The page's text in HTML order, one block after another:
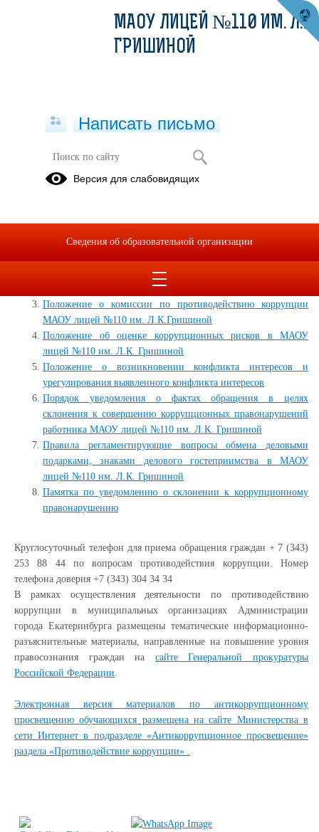
Антикоррупция
Приказ «О создании комиссии в МАОУ лицей №110 им.
Положение об антикоррупционной политике МАОУ лицей
№110 им. Л.К. Гришиной
Положение о комиссии по противодействию коррупции
МАОУ лицей №110 им. Л.К.Гришиной
Положение об оценке коррупционных рисков в МАОУ
лицей №110 им. Л.К. Гришиной
Положение о возникновении конфликта интересов и
урегулирования выявленного конфликта интересов
Порядок уведомления о фактах обращения в целях
склонения к совершению коррупционных правонарушений
работника МАОУ лицей №110 им. Л.К. Гришиной
Правила регламентирующие вопросы обмена деловыми
подарками, знаками делового гостеприимства в МАОУ
лицей №110 им. Л.К. Гришиной
Памятка по уведомлению о склонении к коррупционному
правонарушению
Круглосуточный телефон для приема обращения граждан + 7 (343)
253 88 44 по вопросам противодействия коррупции. Номер
телефона доверия +7 (343) 304 34 34
В рамках осуществления деятельности по противодействию
коррупции в муниципальных организациях Администрации
города Екатеринбурга размещены тематические информационно-
разъяснительные материалы, направленные на повышение уровня
правосознания граждан на сайте Генеральной прокуратуры
Российской Федерации.
Электронная версия материалов по антикоррупционному
просвещению обучающихся размещена на сайте Министерства в
сети Интернет в подразделе «Антикоррупционное просвещение»
раздела «Противодействие коррупции» .
МАОУ ЛИЦЕЙ №110 ИМ. Л.К.
ГРИШИНОЙ
Написать письмо
Версия для слабовидящих
Сведения об образовательной организации